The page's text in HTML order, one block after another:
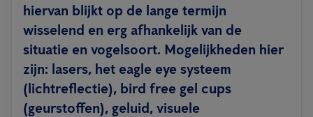
hiervan blijkt op de lange termijn
wisselend en erg afhankelijk van de
situatie en vogelsoort. Mogelijkheden hier
zijn: lasers, het eagle eye systeem
(lichtreflectie), bird free gel cups
(geurstoffen), geluid, visuele